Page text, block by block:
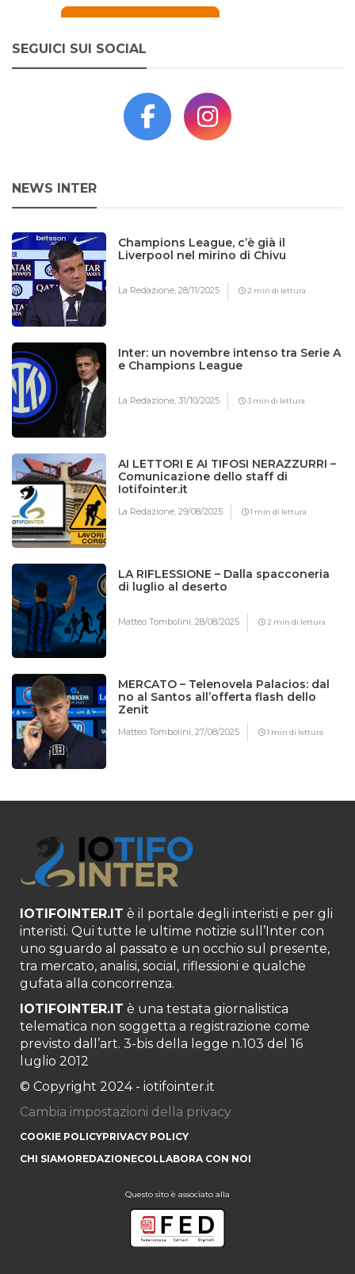
SEGUICI SUI SOCIAL
NEWS INTER
Champions League, c’è già il
Liverpool nel mirino di Chivu
La Redazione,28/11/2025 2 min di lettura
Inter: un novembre intenso tra Serie A
e Champions League
La Redazione,31/10/2025 3 min di lettura
AI LETTORI E AI TIFOSI NERAZZURRI –
Comunicazione dello staff di
Iotifointer.it
La Redazione,29/08/2025 1 min di lettura
LA RIFLESSIONE – Dalla spacconeria
di luglio al deserto
Matteo Tombolini,28/08/2025 2 min di lettura
MERCATO – Telenovela Palacios: dal
no al Santos all’offerta flash dello
Zenit
Matteo Tombolini,27/08/2025 1 min di lettura
IOTIFOINTER.IT è il portale degli interisti e per gli
interisti. Qui tutte le ultime notizie sull’Inter con
uno sguardo al passato e un occhio sul presente,
tra mercato, analisi, social, riflessioni e qualche
gufata alla concorrenza.
IOTIFOINTER.IT è una testata giornalistica
telematica non soggetta a registrazione come
previsto dall’art. 3-bis della legge n.103 del 16
luglio 2012
© Copyright 2024 - iotifointer.it
Cambia impostazioni della privacy
COOKIE POLICYPRIVACY POLICY
CHI SIAMOREDAZIONECOLLABORA CON NOI
Questo sito è associato alla